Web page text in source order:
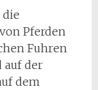
die
Pferden
Fuhren
auf der
dem